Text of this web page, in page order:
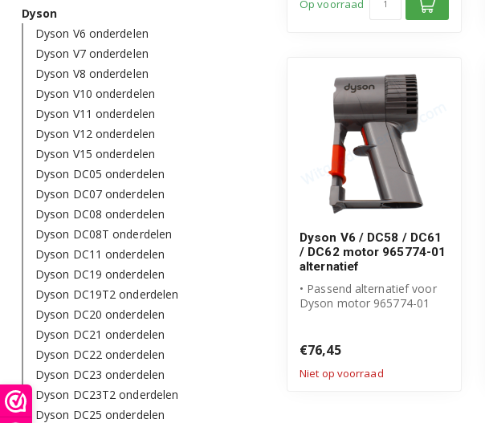
Dyson
Dyson V6 onderdelen
Dyson V7 onderdelen
Dyson V8 onderdelen
Dyson V10 onderdelen
Dyson V11 onderdelen
Dyson V12 onderdelen
Dyson V15 onderdelen
Dyson DC05 onderdelen
Dyson DC07 onderdelen
Dyson DC08 onderdelen
Dyson DC08T onderdelen
Dyson DC11 onderdelen
Dyson DC19 onderdelen
Dyson DC19T2 onderdelen
Dyson DC20 onderdelen
Dyson DC21 onderdelen
Dyson DC22 onderdelen
Dyson DC23 onderdelen
Dyson DC23T2 onderdelen
Dyson DC25 onderdelen
Op voorraad
Dyson V6 / DC58 / DC61
/ DC62 motor 965774-01
alternatief
• Passend alternatief voor
Dyson motor 965774-01
€76,45
Niet op voorraad